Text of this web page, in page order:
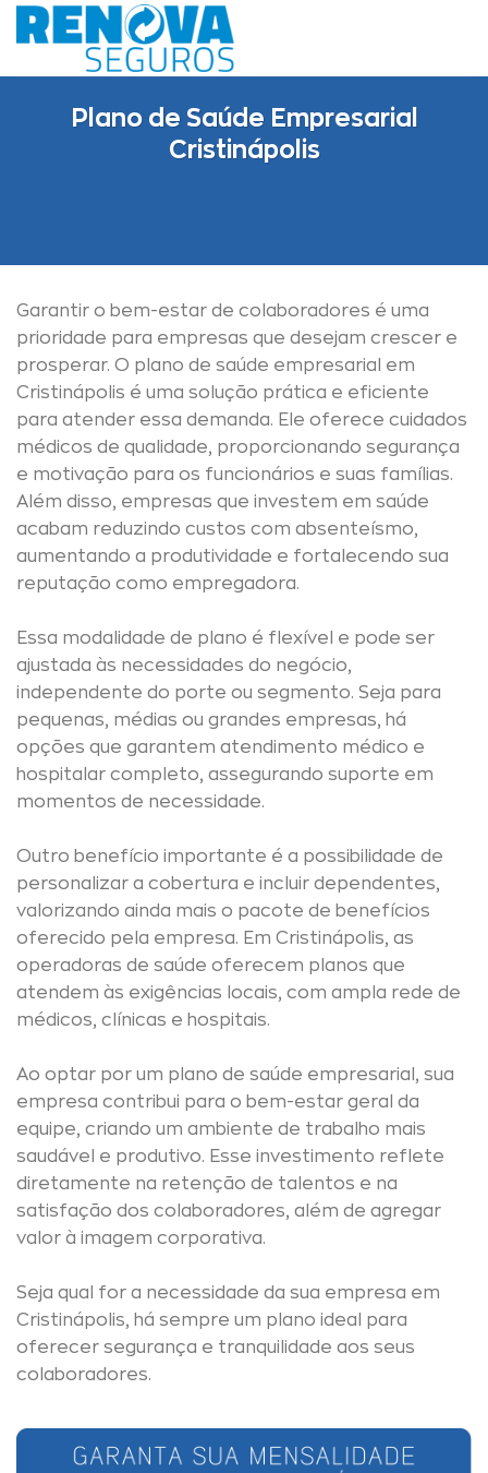
Skip
to
Plano de Saúde Empresarial
Cristinápolis
Garantir o bem-estar de colaboradores é uma
prioridade para empresas que desejam crescer e
prosperar. O plano de saúde empresarial em
Cristinápolis é uma solução prática e eficiente
para atender essa demanda. Ele oferece cuidados
médicos de qualidade, proporcionando segurança
e motivação para os funcionários e suas famílias.
Além disso, empresas que investem em saúde
acabam reduzindo custos com absenteísmo,
aumentando a produtividade e fortalecendo sua
reputação como empregadora.
Essa modalidade de plano é flexível e pode ser
ajustada às necessidades do negócio,
independente do porte ou segmento. Seja para
pequenas, médias ou grandes empresas, há
opções que garantem atendimento médico e
hospitalar completo, assegurando suporte em
momentos de necessidade.
Outro benefício importante é a possibilidade de
personalizar a cobertura e incluir dependentes,
valorizando ainda mais o pacote de benefícios
oferecido pela empresa. Em Cristinápolis, as
operadoras de saúde oferecem planos que
atendem às exigências locais, com ampla rede de
médicos, clínicas e hospitais.
Ao optar por um plano de saúde empresarial, sua
empresa contribui para o bem-estar geral da
equipe, criando um ambiente de trabalho mais
saudável e produtivo. Esse investimento reflete
diretamente na retenção de talentos e na
satisfação dos colaboradores, além de agregar
valor à imagem corporativa.
Seja qual for a necessidade da sua empresa em
Cristinápolis, há sempre um plano ideal para
oferecer segurança e tranquilidade aos seus
colaboradores.